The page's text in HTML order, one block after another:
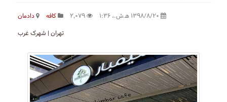
کافه
دادمان
تهران | شهرک غرب